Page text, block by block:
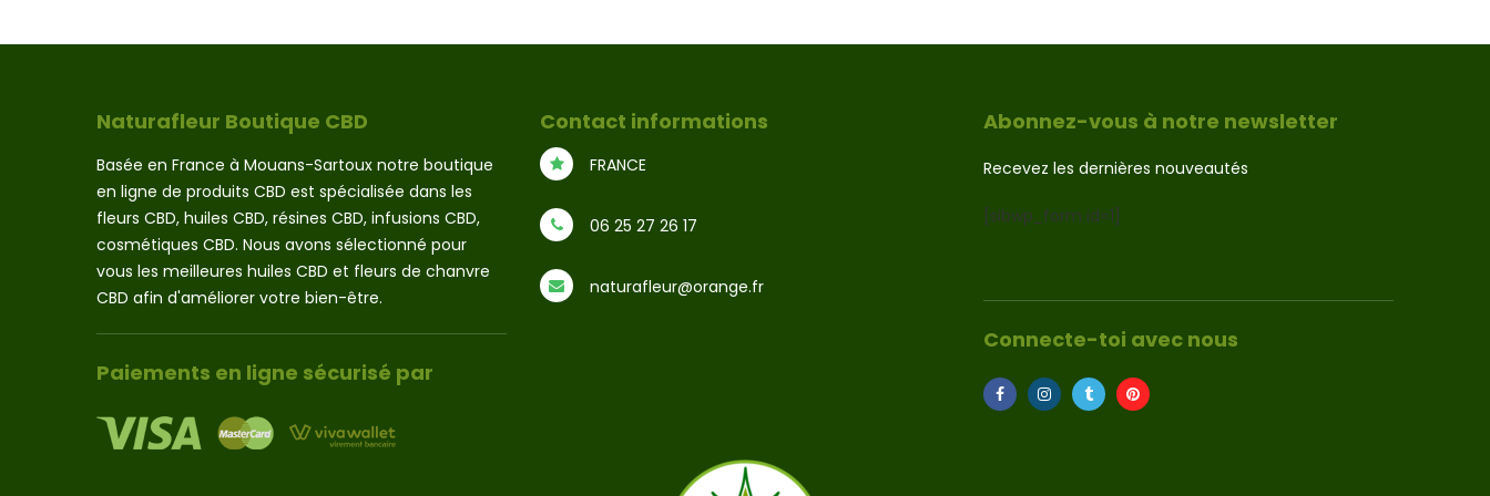
Naturafleur Boutique CBD
Basée en France à Mouans-Sartoux notre boutique
en ligne de produits CBD est spécialisée dans les
fleurs CBD, huiles CBD, résines CBD, infusions CBD,
cosmétiques CBD. Nous avons sélectionné pour
vous les meilleures huiles CBD et fleurs de chanvre
CBD afin d'améliorer votre bien-être.
Paiements en ligne sécurisé par
Contact informations
FRANCE
06 25 27 26 17
naturafleur@orange.fr
Abonnez-vous à notre newsletter
Recevez les dernières nouveautés
[sibwp_form id=1]
Connecte-toi avec nous